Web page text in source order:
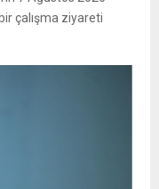
çalışma ziyareti